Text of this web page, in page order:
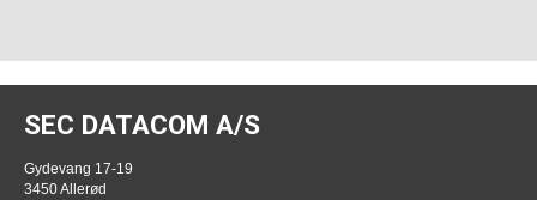
SEC DATACOM A/S
Gydevang 17-19
3450 Allerød